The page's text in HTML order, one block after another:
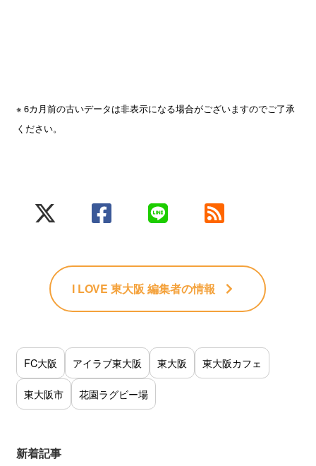
※ 6カ月前の古いデータは非表示になる場合がございますのでご了承
ください。
I LOVE 東大阪 編集者の情報
FC大阪 アイラブ東大阪 東大阪 東大阪カフェ
東大阪市 花園ラグビー場
新着記事